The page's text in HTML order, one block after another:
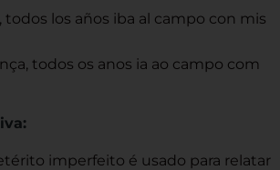
todos los años iba al campo con mis
todos os anos ia ao campo com
imperfeito é usado para relatar